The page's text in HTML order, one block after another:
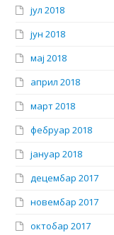
јул 2018
јун 2018
мај 2018
април 2018
март 2018
фебруар 2018
јануар 2018
децембар 2017
новембар 2017
октобар 2017